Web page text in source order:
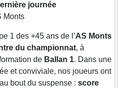
journée
Monts
1 des +45 ans de l’AS Monts
du championnat, à
de Ballan 1. Dans une
et conviviale, nos joueurs ont
bout du suspense : score